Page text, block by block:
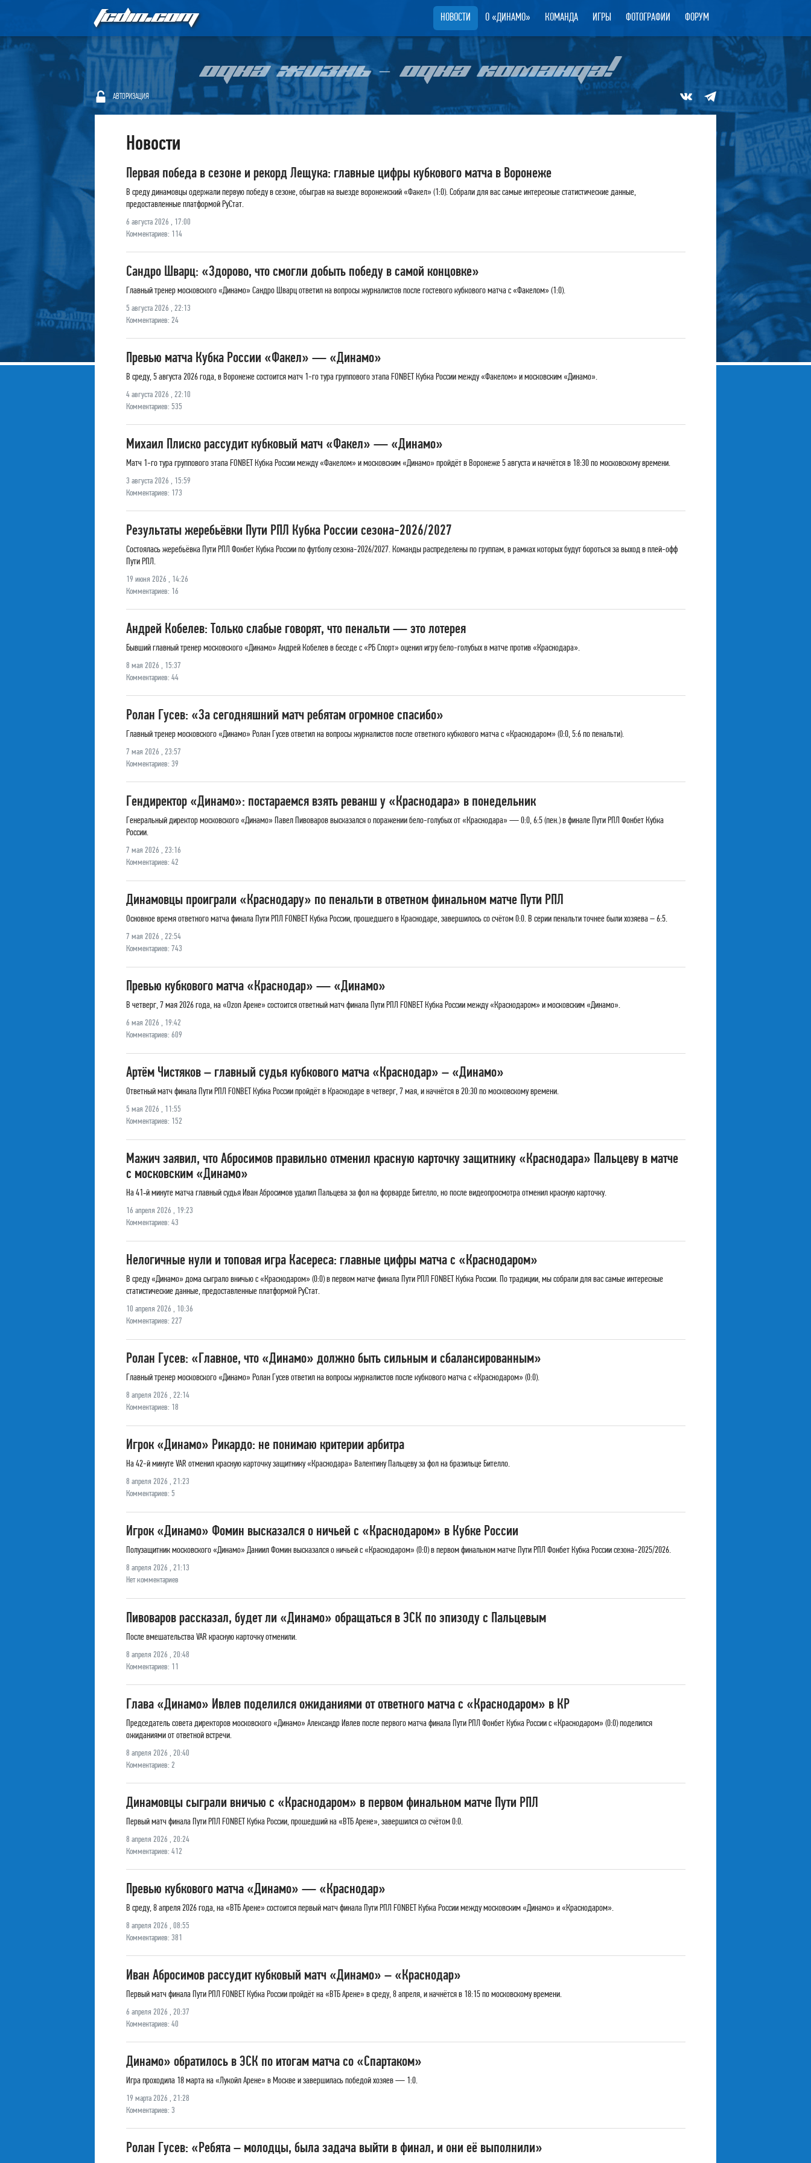
FCDIN.COM НОВОСТИ О «ДИНАМО» КОМАНДА ИГРЫ ФОТОГРАФИИ ФОРУМ
ОДНА ЖИЗНЬ – ОДНА КОМАНДА!
АВТОРИЗАЦИЯ
Новости
Первая победа в сезоне и рекорд Лещука: главные цифры кубкового матча в Воронеже
В среду динамовцы одержали первую победу в сезоне, обыграв на выезде воронежский «Факел» (1:0). Собрали для вас самые интересные статистические данные,
предоставленные платформой РуСтат.
6 августа 2026 , 17:00
Комментариев: 114
Сандро Шварц: «Здорово, что смогли добыть победу в самой концовке»
Главный тренер московского «Динамо» Сандро Шварц ответил на вопросы журналистов после гостевого кубкового матча с «Факелом» (1:0).
5 августа 2026 , 22:13
Комментариев: 24
Превью матча Кубка России «Факел» — «Динамо»
В среду, 5 августа 2026 года, в Воронеже состоится матч 1-го тура группового этапа FONBET Кубка России между «Факелом» и московским «Динамо».
4 августа 2026 , 22:10
Комментариев: 535
Михаил Плиско рассудит кубковый матч «Факел» — «Динамо»
Матч 1-го тура группового этапа FONBET Кубка России между «Факелом» и московским «Динамо» пройдёт в Воронеже 5 августа и начнётся в 18:30 по московскому времени.
3 августа 2026 , 15:59
Комментариев: 173
Результаты жеребьёвки Пути РПЛ Кубка России сезона-2026/2027
Состоялась жеребьёвка Пути РПЛ Фонбет Кубка России по футболу сезона-2026/2027. Команды распределены по группам, в рамках которых будут бороться за выход в плей-офф
Пути РПЛ.
19 июня 2026 , 14:26
Комментариев: 16
Андрей Кобелев: Только слабые говорят, что пенальти — это лотерея
Бывший главный тренер московского «Динамо» Андрей Кобелев в беседе с «РБ Спорт» оценил игру бело-голубых в матче против «Краснодара».
8 мая 2026 , 15:37
Комментариев: 44
Ролан Гусев: «За сегодняшний матч ребятам огромное спасибо»
Главный тренер московского «Динамо» Ролан Гусев ответил на вопросы журналистов после ответного кубкового матча с «Краснодаром» (0:0, 5:6 по пенальти).
7 мая 2026 , 23:57
Комментариев: 39
Гендиректор «Динамо»: постараемся взять реванш у «Краснодара» в понедельник
Генеральный директор московского «Динамо» Павел Пивоваров высказался о поражении бело-голубых от «Краснодара» — 0:0, 6:5 (пен.) в финале Пути РПЛ Фонбет Кубка
России.
7 мая 2026 , 23:16
Комментариев: 42
Динамовцы проиграли «Краснодару» по пенальти в ответном финальном матче Пути РПЛ
Основное время ответного матча финала Пути РПЛ FONBET Кубка России, прошедшего в Краснодаре, завершилось со счётом 0:0. В серии пенальти точнее были хозяева – 6:5.
7 мая 2026 , 22:54
Комментариев: 743
Превью кубкового матча «Краснодар» — «Динамо»
В четверг, 7 мая 2026 года, на «Ozon Арене» состоится ответный матч финала Пути РПЛ FONBET Кубка России между «Краснодаром» и московским «Динамо».
6 мая 2026 , 19:42
Комментариев: 609
Артём Чистяков – главный судья кубкового матча «Краснодар» – «Динамо»
Ответный матч финала Пути РПЛ FONBET Кубка России пройдёт в Краснодаре в четверг, 7 мая, и начнётся в 20:30 по московскому времени.
5 мая 2026 , 11:55
Комментариев: 152
Мажич заявил, что Абросимов правильно отменил красную карточку защитнику «Краснодара» Пальцеву в матче
с московским «Динамо»
На 41‑й минуте матча главный судья Иван Абросимов удалил Пальцева за фол на форварде Бителло, но после видеопросмотра отменил красную карточку.
16 апреля 2026 , 19:23
Комментариев: 43
Нелогичные нули и топовая игра Касереса: главные цифры матча с «Краснодаром»
В среду «Динамо» дома сыграло вничью с «Краснодаром» (0:0) в первом матче финала Пути РПЛ FONBET Кубка России. По традиции, мы собрали для вас самые интересные
статистические данные, предоставленные платформой РуСтат.
10 апреля 2026 , 10:36
Комментариев: 227
Ролан Гусев: «Главное, что «Динамо» должно быть сильным и сбалансированным»
Главный тренер московского «Динамо» Ролан Гусев ответил на вопросы журналистов после кубкового матча с «Краснодаром» (0:0).
8 апреля 2026 , 22:14
Комментариев: 18
Игрок «Динамо» Рикардо: не понимаю критерии арбитра
На 42-й минуте VAR отменил красную карточку защитнику «Краснодара» Валентину Пальцеву за фол на бразильце Бителло.
8 апреля 2026 , 21:23
Комментариев: 5
Игрок «Динамо» Фомин высказался о ничьей с «Краснодаром» в Кубке России
Полузащитник московского «Динамо» Даниил Фомин высказался о ничьей с «Краснодаром» (0:0) в первом финальном матче Пути РПЛ Фонбет Кубка России сезона-2025/2026.
8 апреля 2026 , 21:13
Нет комментариев
Пивоваров рассказал, будет ли «Динамо» обращаться в ЭСК по эпизоду с Пальцевым
После вмешательства VAR красную карточку отменили.
8 апреля 2026 , 20:48
Комментариев: 11
Глава «Динамо» Ивлев поделился ожиданиями от ответного матча с «Краснодаром» в КР
Председатель совета директоров московского «Динамо» Александр Ивлев после первого матча финала Пути РПЛ Фонбет Кубка России с «Краснодаром» (0:0) поделился
ожиданиями от ответной встречи.
8 апреля 2026 , 20:40
Комментариев: 2
Динамовцы сыграли вничью с «Краснодаром» в первом финальном матче Пути РПЛ
Первый матч финала Пути РПЛ FONBET Кубка России, прошедший на «ВТБ Арене», завершился со счётом 0:0.
8 апреля 2026 , 20:24
Комментариев: 412
Превью кубкового матча «Динамо» — «Краснодар»
В среду, 8 апреля 2026 года, на «ВТБ Арене» состоится первый матч финала Пути РПЛ FONBET Кубка России между московским «Динамо» и «Краснодаром».
8 апреля 2026 , 08:55
Комментариев: 381
Иван Абросимов рассудит кубковый матч «Динамо» – «Краснодар»
Первый матч финала Пути РПЛ FONBET Кубка России пройдёт на «ВТБ Арене» в среду, 8 апреля, и начнётся в 18:15 по московскому времени.
6 апреля 2026 , 20:37
Комментариев: 40
Динамо» обратилось в ЭСК по итогам матча со «Спартаком»
Игра проходила 18 марта на «Лукойл Арене» в Москве и завершилась победой хозяев — 1:0.
19 марта 2026 , 21:28
Комментариев: 3
Ролан Гусев: «Ребята – молодцы, была задача выйти в финал, и они её выполнили»